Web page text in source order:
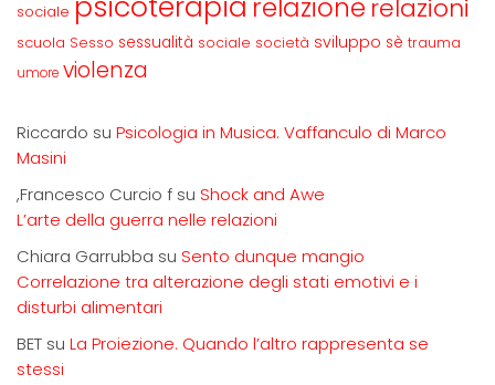
sociale relazione relazioni
scuola Sesso sessualità sociale società sviluppo sè trauma
umore violenza
Riccardo su Psicologia in Musica. Vaffanculo di Marco
Masini
,Francesco Curcio f su Shock and Awe
L’arte della guerra nelle relazioni
Chiara Garrubba su Sento dunque mangio
Correlazione tra alterazione degli stati emotivi e i
disturbi alimentari
BET su La Proiezione. Quando l’altro rappresenta se
stessi